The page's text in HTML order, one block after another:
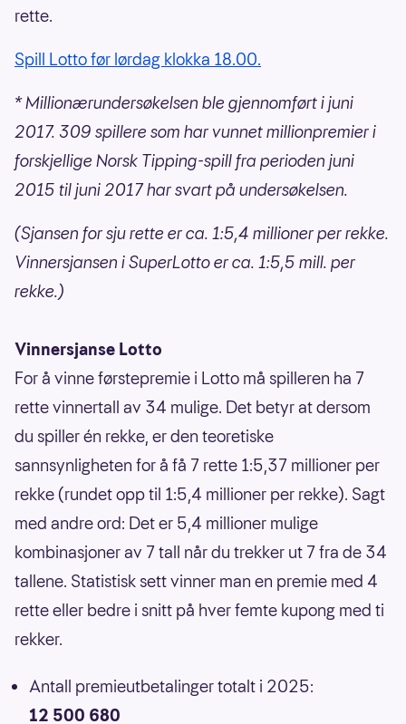
rette.
Spill Lotto før lørdag klokka 18.00.
* Millionærundersøkelsen ble gjennomført i juni
2017. 309 spillere som har vunnet millionpremier i
forskjellige Norsk Tipping-spill fra perioden juni
2015 til juni 2017 har svart på undersøkelsen.
(Sjansen for sju rette er ca. 1:5,4 millioner per rekke.
Vinnersjansen i SuperLotto er ca. 1:5,5 mill. per
rekke.)
Vinnersjanse Lotto
For å vinne førstepremie i Lotto må spilleren ha 7
rette vinnertall av 34 mulige. Det betyr at dersom
du spiller én rekke, er den teoretiske
sannsynligheten for å få 7 rette 1:5,37 millioner per
rekke (rundet opp til 1:5,4 millioner per rekke). Sagt
med andre ord: Det er 5,4 millioner mulige
kombinasjoner av 7 tall når du trekker ut 7 fra de 34
tallene. Statistisk sett vinner man en premie med 4
rette eller bedre i snitt på hver femte kupong med ti
rekker.
Antall premieutbetalinger totalt i 2025:
12 500 680